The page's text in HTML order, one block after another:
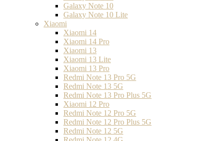
Galaxy Note 10
Galaxy Note 10 Lite
Xiaomi
Xiaomi 14
Xiaomi 14 Pro
Xiaomi 13
Xiaomi 13 Lite
Xiaomi 13 Pro
Redmi Note 13 Pro 5G
Redmi Note 13 5G
Redmi Note 13 Pro Plus 5G
Xiaomi 12 Pro
Redmi Note 12 Pro 5G
Redmi Note 12 Pro Plus 5G
Redmi Note 12 5G